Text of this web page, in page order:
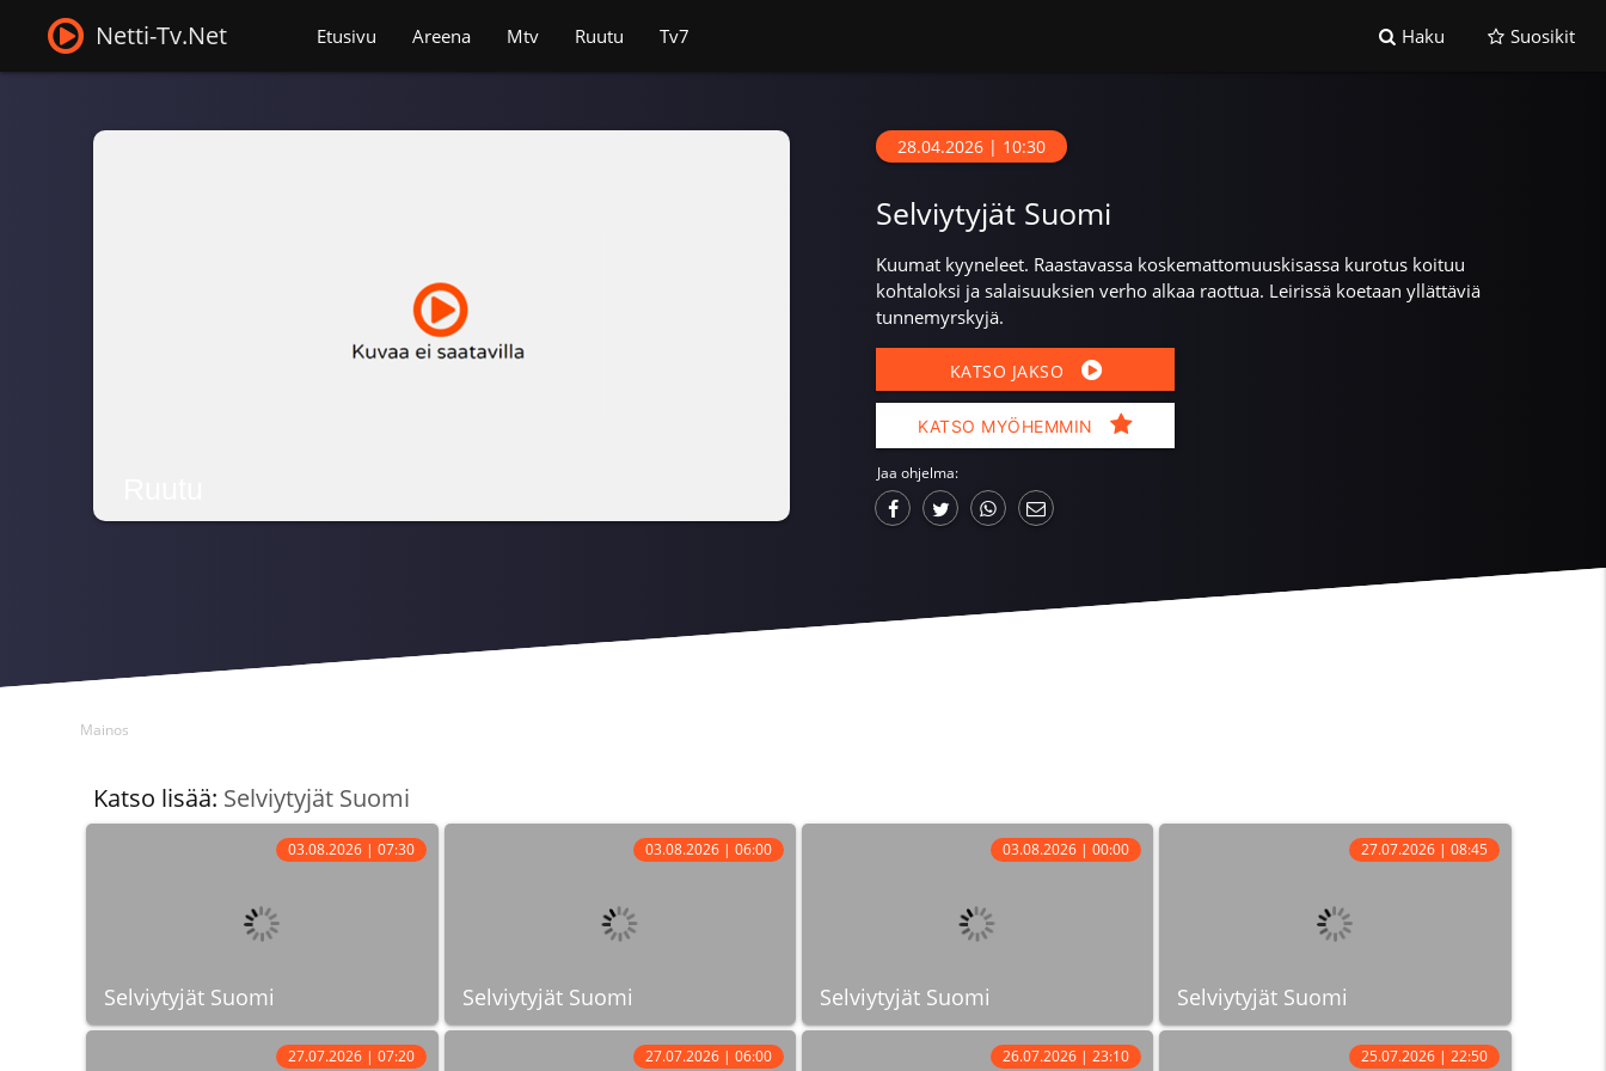
Netti-Tv.Net Etusivu Areena Mtv Ruutu Tv7 Haku Suosikit
28.04.2026 | 10:30
Selviytyjät Suomi
Kuumat kyyneleet. Raastavassa koskemattomuuskisassa kurotus koituu
kohtaloksi ja salaisuuksien verho alkaa raottua. Leirissä koetaan yllättäviä
tunnemyrskyjä.
KATSO JAKSO
KATSO MYÖHEMMIN
Jaa ohjelma:
Mainos
Katso lisää: Selviytyjät Suomi
Selviytyjät Suomi
03.08.2026 | 07:30
Selviytyjät Suomi
03.08.2026 | 06:00
Selviytyjät Suomi
03.08.2026 | 00:00
Selviytyjät Suomi
27.07.2026 | 08:45
27.07.2026 | 07:20 27.07.2026 | 06:00 26.07.2026 | 23:10 25.07.2026 | 22:50